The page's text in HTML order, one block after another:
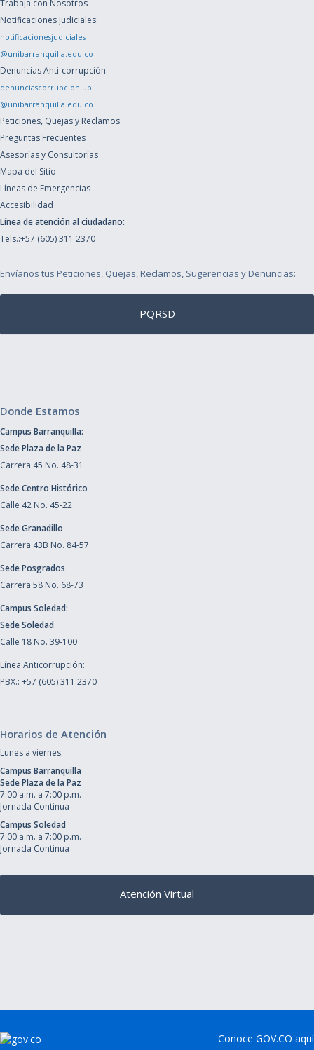
Trabaja con Nosotros
Notificaciones Judiciales:
notificacionesjudiciales
@unibarranquilla.edu.co
Denuncias Anti-corrupción:
denunciascorrupcioniub
@unibarranquilla.edu.co
Peticiones, Quejas y Reclamos
Preguntas Frecuentes
Asesorías y Consultorías
Mapa del Sitio
Líneas de Emergencias
Accesibilidad
Línea de atención al ciudadano:
Tels.:+57 (605) 311 2370
Envíanos tus Peticiones, Quejas, Reclamos, Sugerencias y Denuncias:
PQRSD
Donde Estamos
Campus Barranquilla:
Sede Plaza de la Paz
Carrera 45 No. 48-31
Sede Centro Histórico
Calle 42 No. 45-22
Sede Granadillo
Carrera 43B No. 84-57
Sede Posgrados
Carrera 58 No. 68-73
Campus Soledad:
Sede Soledad
Calle 18 No. 39-100
Línea Anticorrupción:
PBX.: +57 (605) 311 2370
Horarios de Atención
Lunes a viernes:
Campus Barranquilla
Sede Plaza de la Paz
7:00 a.m. a 7:00 p.m.
Jornada Continua
Campus Soledad
7:00 a.m. a 7:00 p.m.
Jornada Continua
Atención Virtual
Conoce GOV.CO aquí